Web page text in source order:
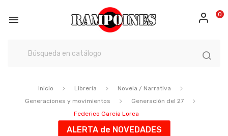
 0
Inicio Librería
Novela / Narrativa
Generaciones y movimientos
Generación del 27
Federico García Lorca
ALERTA de NOVEDADES